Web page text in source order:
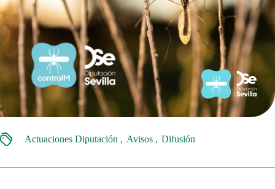
Actuaciones Diputación Avisos Difusión